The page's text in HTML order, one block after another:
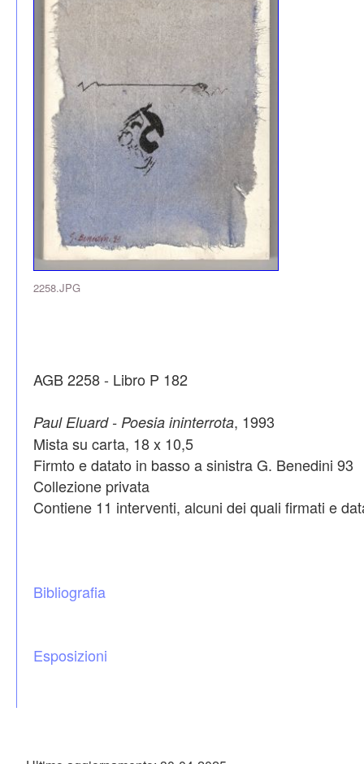
2258.JPG
AGB 2258 - Libro P 182
Paul Eluard - Poesia ininterrota, 1993
Mista su carta, 18 x 10,5
Firmto e datato in basso a sinistra G. Benedini 93
Collezione privata
Contiene 11 interventi, alcuni dei quali firmati e
Bibliografia
Esposizioni